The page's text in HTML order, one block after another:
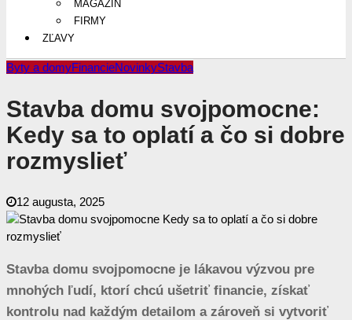
MAGAZÍN
FIRMY
ZĽAVY
Byty a domyFinancieNovinkyStavba
Stavba domu svojpomocne:
Kedy sa to oplatí a čo si dobre
rozmyslieť
12 augusta, 2025
Stavba domu svojpomocne je lákavou výzvou pre
mnohých ľudí, ktorí chcú ušetriť financie, získať
kontrolu nad každým detailom a zároveň si vytvoriť